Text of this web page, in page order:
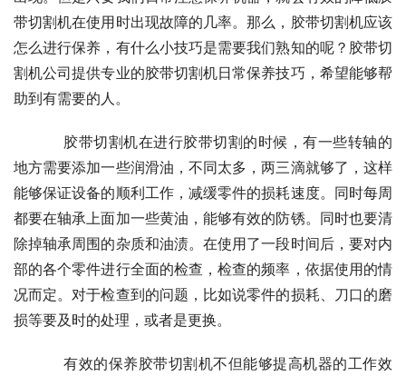
带切割机在使用时出现故障的几率。那么，胶带切割机应该
怎么进行保养，有什么小技巧是需要我们熟知的呢？胶带切
割机公司提供专业的胶带切割机日常保养技巧，希望能够帮
助到有需要的人。
地方需要添加一些润滑油，不同太多，两三滴就够了，这样
能够保证设备的顺利工作，减缓零件的损耗速度。同时每周
都要在轴承上面加一些黄油，能够有效的防锈。同时也要清
除掉轴承周围的杂质和油渍。在使用了一段时间后，要对内
部的各个零件进行全面的检查，检查的频率，依据使用的情
况而定。对于检查到的问题，比如说零件的损耗、刀口的磨
损等要及时的处理，或者是更换。